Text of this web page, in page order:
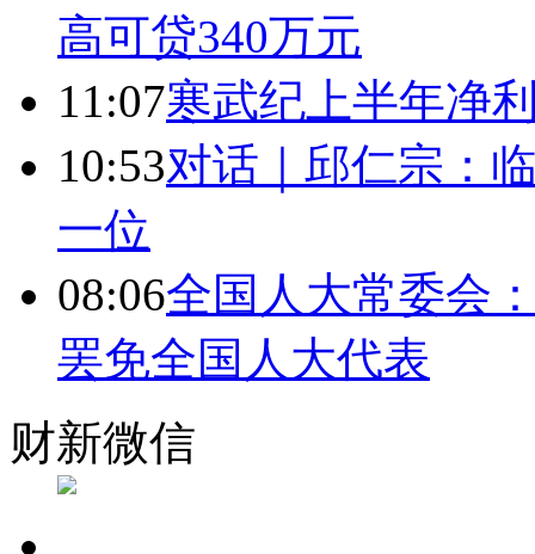
高可贷340万元
11:07寒武纪上半年净
10:53对话｜邱仁宗：
一位
08:06全国人大常委会
罢免全国人大代表
财新微信